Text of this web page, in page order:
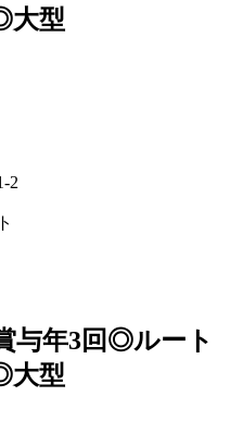
大型
2
与年3回◎ルート
大型